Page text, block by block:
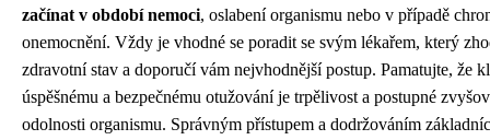
začínat v období nemoci, oslabení organismu nebo v případě
onemocnění. Vždy je vhodné se poradit se svým lékařem, který
zdravotní stav a doporučí vám nejvhodnější postup. Pamatujte, že
úspěšnému a bezpečnému otužování je trpělivost a postupné
odolnosti organismu. Správným přístupem a dodržováním